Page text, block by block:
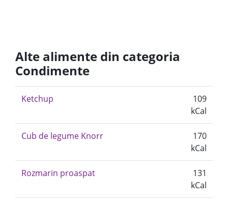
Alte alimente din categoria
Condimente
Ketchup
109
kCal
Cub de legume Knorr
170
kCal
Rozmarin proaspat
131
kCal